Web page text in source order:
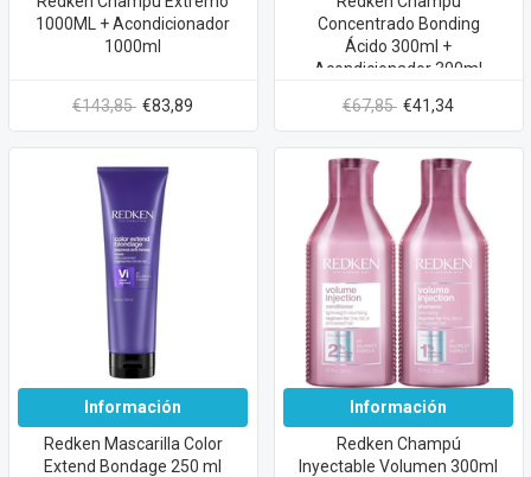
1000ML + Acondicionador
1000ml
€143,85 €83,89
Concentrado Bonding
Ácido 300ml +
Acondicionador 300ml
€67,85 €41,34
Información
Redken Mascarilla Color
Extend Bondage 250 ml
Información
Redken Champú
Inyectable Volumen 300ml